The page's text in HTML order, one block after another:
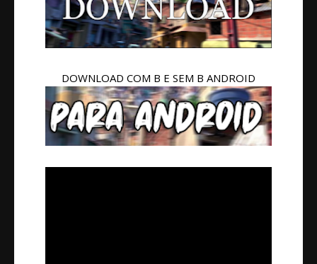
DOWNLOAD COM B E SEM B ANDROID